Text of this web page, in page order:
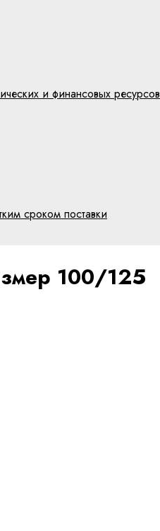
и финансовых ресурсов
сроком поставки
100/125